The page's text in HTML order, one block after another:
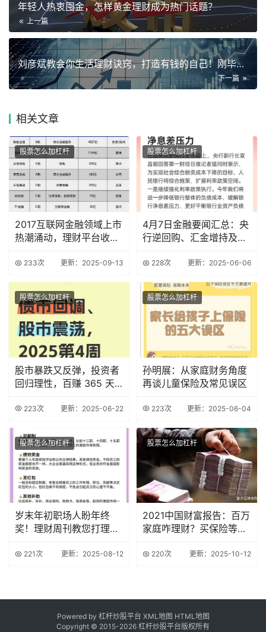
年轻人热衷囤金，怎样黄金理财成为热门话题？
上一篇
刘彦斌教会你生活理财诀窍，打造有钱的自己！刚毕业新手必读
下一篇
相关文章
股票怎么加杠杆
2017互联网金融领域上市
热潮涌动，理财平台收益
233次 更新：2025-09-13
股票怎么加杠杆
4月7日金融要闻汇总：央
行逆回购、汇金增持及养
228次 更新：2025-06-06
股票怎么加杠杆
股市暴跌又反弹，投资者
回归理性，百赚 365 天
223次 更新：2025-06-22
股票怎么加杠杆
孙明展：从家庭财务角度
再谈儿童保险及常见误区
223次 更新：2025-06-04
股票怎么加杠杆
岁末年初职场人盼年终
奖！理财周刊教您打理及
221次 更新：2025-08-12
股票怎么加杠杆
2021中国财富报告：百万
家庭咋理财？买保险等是
220次 更新：2025-10-12
Powered by 杠杆炒股平台 XML地图 HTML地图
Copyright © 2015-2026 杠杆炒股平台版权所有